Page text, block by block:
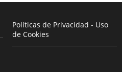
Políticas de Privacidad - Uso
de Cookies